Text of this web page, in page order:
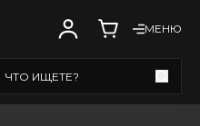
МЕНЮ
ЧТО ИЩЕТЕ?